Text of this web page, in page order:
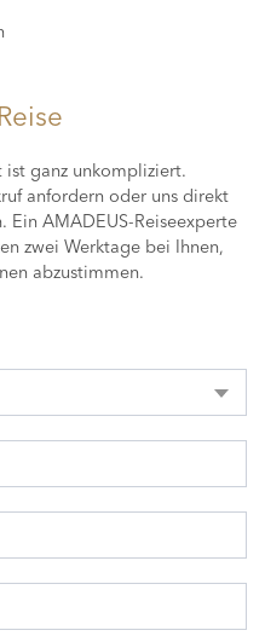
ist ganz unkompliziert.
anfordern oder uns direkt
Ein AMADEUS-Reiseexperte
zwei Werktage bei Ihnen,
abzustimmen.